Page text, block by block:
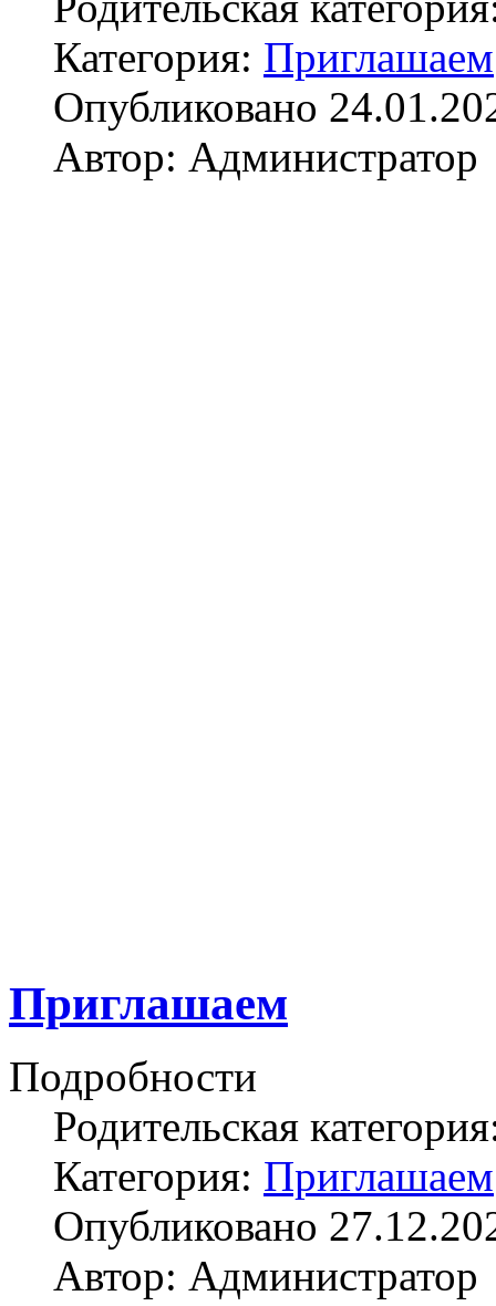
Категория: Приглашаем
Опубликовано
Автор: Администратор
Приглашаем
Подробности
Родительская
Категория: Приглашаем
Опубликовано
Автор: Администратор